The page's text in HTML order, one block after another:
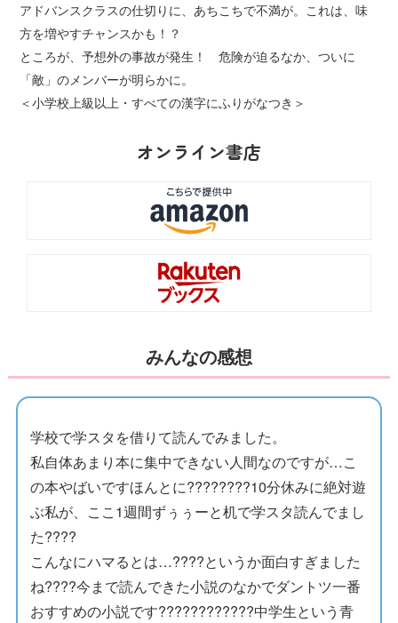
アドバンスクラスの仕切りに、あちこちで不満が。これは、味
方を増やすチャンスかも！？
ところが、予想外の事故が発生！ 危険が迫るなか、ついに
「敵」のメンバーが明らかに。
＜小学校上級以上・すべての漢字にふりがなつき＞
オンライン書店
みんなの感想
学校で学スタを借りて読んでみました。
私自体あまり本に集中できない人間なのですが…こ
の本やばいですほんとに????????10分休みに絶対遊
ぶ私が、ここ1週間ずぅぅーと机で学スタ読んでまし
た????
こんなにハマるとは…????というか面白すぎました
ね????今まで読んできた小説のなかでダントツ一番
おすすめの小説です????????????中学生という青